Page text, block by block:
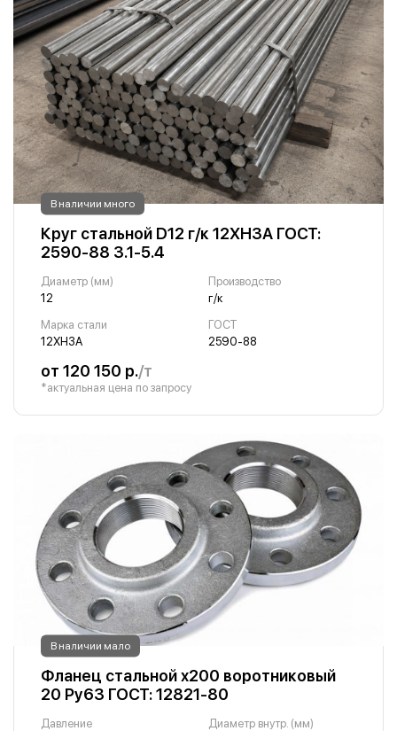
В наличии много
Круг стальной D12 г/к 12ХН3А ГОСТ:
2590-88 3.1-5.4
Диаметр (мм)
12
Производство
г/к
Марка стали
12ХН3А
ГОСТ
2590-88
от 120 150 р./т
*актуальная цена по запросу
В наличии мало
Фланец стальной х200 воротниковый
20 Ру63 ГОСТ: 12821-80
Давление
Диаметр внутр. (мм)